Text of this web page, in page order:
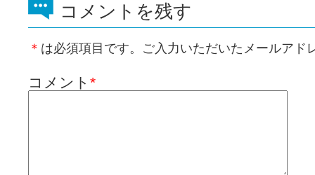
コメントを残す
＊ は必須項目です。ご入力いただいたメールアド
コメント *